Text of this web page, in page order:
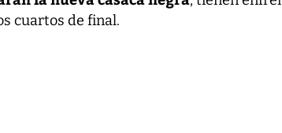
cuartos de final.